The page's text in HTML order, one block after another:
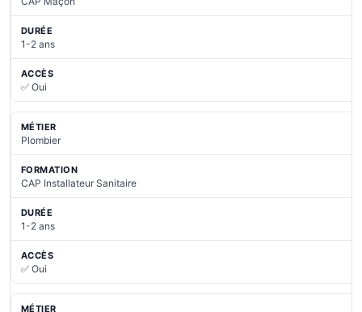
1-2 ans
✅ Oui
Plombier
CAP Installateur Sanitaire
1-2 ans
✅ Oui